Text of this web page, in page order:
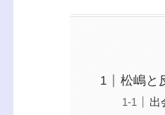
松嶋と
出